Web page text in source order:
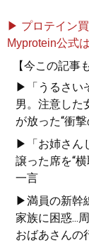
▶ プロテイン買
Myprotein公式
【今この記事
▶「うるさい
男。注意した
が放った“衝
▶「お姉さん
譲った席を“
一言
▶満員の新幹
家族に困惑...
おばあさんの